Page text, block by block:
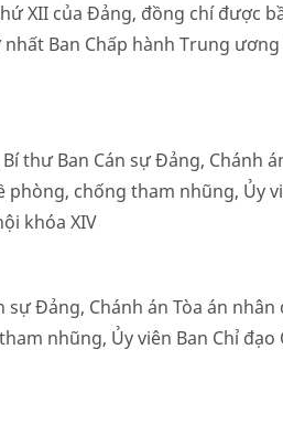
XII của Đảng, đồng chí được
Ban Chấp hành Trung
thư Ban Cán sự Đảng, Chánh
phòng, chống tham nhũng, Ủy
khóa XIV
Đảng, Chánh án Tòa án
nhũng, Ủy viên Ban Chỉ đạo